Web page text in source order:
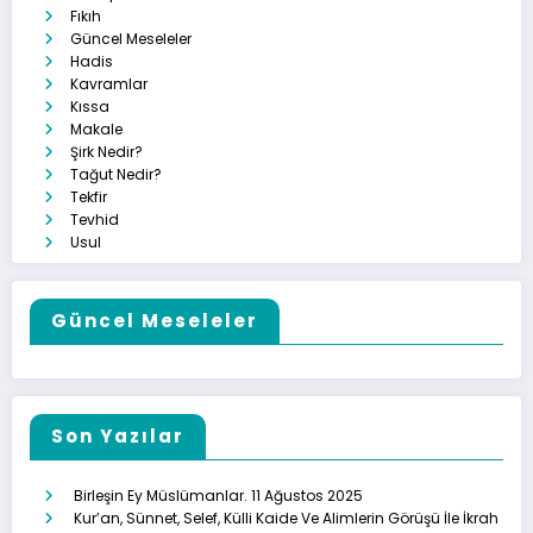
Fıkıh
Güncel Meseleler
Hadis
Kavramlar
Kıssa
Makale
Şirk Nedir?
Tağut Nedir?
Tekfir
Tevhid
Usul
Güncel Meseleler
Son Yazılar
Birleşin Ey Müslümanlar. 11 Ağustos 2025
Kur’an, Sünnet, Selef, Külli Kaide Ve Alimlerin Görüşü İle İkrah